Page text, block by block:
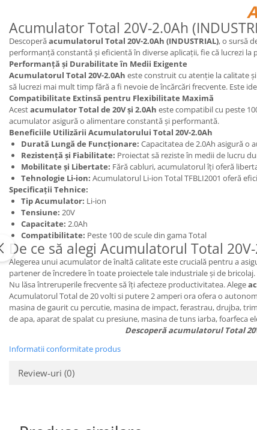
Acumulator Total 20V-2.0Ah
Descoperăacumulatorul Total 20V-2.0Ah (INDUSTRIAL), o sursă
performanță constantă și eficientă în diverse aplicații, fie că lucrezi
Performanță și Durabilitate în Medii Exigente
Acumulatorul Total 20V-2.0Ah este construit cu atenție la calitate
să lucrezi mai mult timp fără a fi nevoie de încărcări frecvente. Este
Compatibilitate Extinsă pentru Flexibilitate Maximă
Acestacumulator Total de 20V și 2.0Ah este compatibil cu peste
acumulator asigură o alimentare constantă și performantă.
Beneficiile Utilizării Acumulatorului Total 20V-2.0Ah
Durată Lungă de Funcționare: Capacitatea de 2.0Ah asigură
Rezistență și Fiabilitate: Proiectat să reziste în medii de lucru
Mobilitate și Libertate: Fără cabluri, acumulatorul îți oferă
Tehnologie Li-ion: Acumulatorul Li-ion Total TFBLI2001 oferă
Specificații Tehnice:
Tip Acumulator: Li-ion
Tensiune: 20V
Capacitate: 2.0Ah
Compatibilitate: Peste 100 de scule din gama Total
De ce să alegi Acumulatorul Total
Alegerea unui acumulator de înaltă calitate este crucială pentru a
partener de încredere în toate proiectele tale industriale și de
Nu lăsa întreruperile frecvente să îți afecteze productivitatea. Alege
Acumulatorul Total de 20 volti si putere 2 amperi ora ofera o
masina de gaurit cu percutie, masina de impact, ferastrau, drujba,
de apa, aparat de spalat cu presiune, masina de tuns iarba, foarfeca
Descoperă acumulatorul Total
Informatii conformitate produs
Review-uri (0)